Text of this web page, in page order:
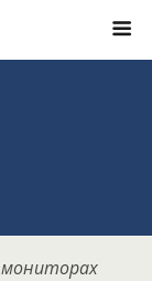
мониторах